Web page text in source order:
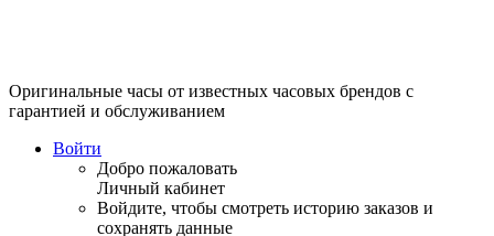
Оригинальные часы от известных часовых брендов с
гарантией и обслуживанием
Войти
Добро пожаловать
Личный кабинет
Войдите, чтобы смотреть историю заказов и
сохранять данные